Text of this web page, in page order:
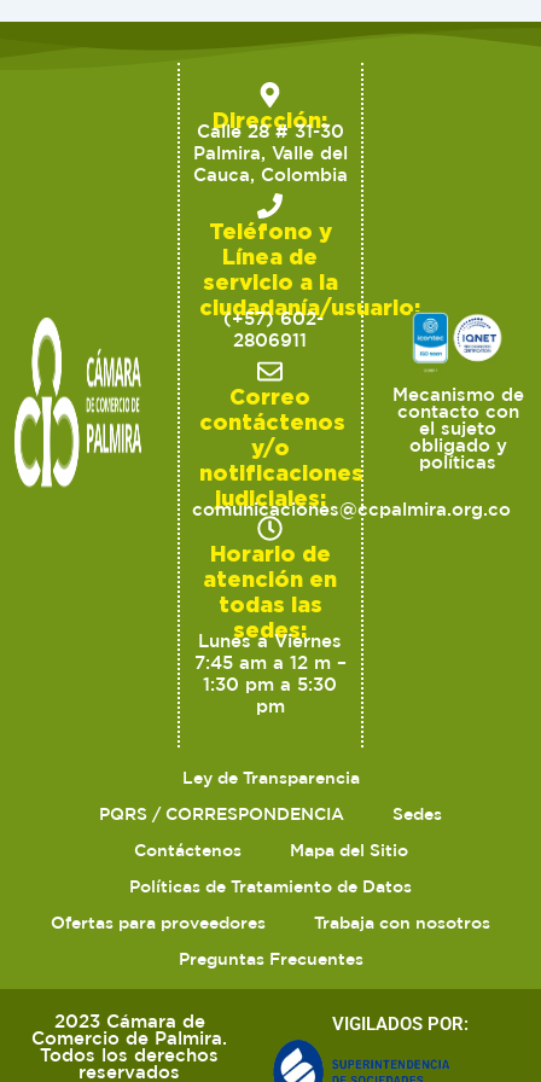
Dirección:
Calle 28 # 31-30
Palmira, Valle del
Cauca, Colombia
Teléfono y
Línea de
servicio a la
ciudadanía/usuario:
(+57) 602-
2806911
Correo
contáctenos
y/o
notificaciones
judiciales:
comunicaciones@ccpalmira.org.co
Horario de
atención en
todas las
sedes:
Lunes a Viernes
7:45 am a 12 m –
1:30 pm a 5:30
pm
Mecanismo de
contacto con
el sujeto
obligado y
políticas
Ley de Transparencia
PQRS / CORRESPONDENCIA
Sedes
Contáctenos
Mapa del Sitio
Políticas de Tratamiento de Datos
Ofertas para proveedores
Trabaja con nosotros
Preguntas Frecuentes
2023 Cámara de
Comercio de Palmira.
Todos los derechos
reservados
VIGILADOS POR: